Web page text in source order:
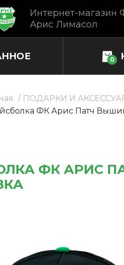
Интернет-магазин
Арис Лимасол
0
ПОДАРКИ И
ФК Арис Патч
ФК АРИС